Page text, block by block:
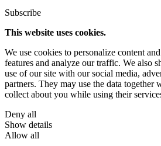
Subscribe
This website uses cookies.
We use cookies to personalize content
features and analyze our traffic. We also
use of our site with our social media,
partners. They may use the data
collect about you while using their
Deny all
Show details
Allow all